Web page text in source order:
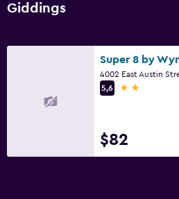
Giddings
5,6
2 estrellas
$82